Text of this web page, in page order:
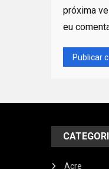
próxima
eu
Acre